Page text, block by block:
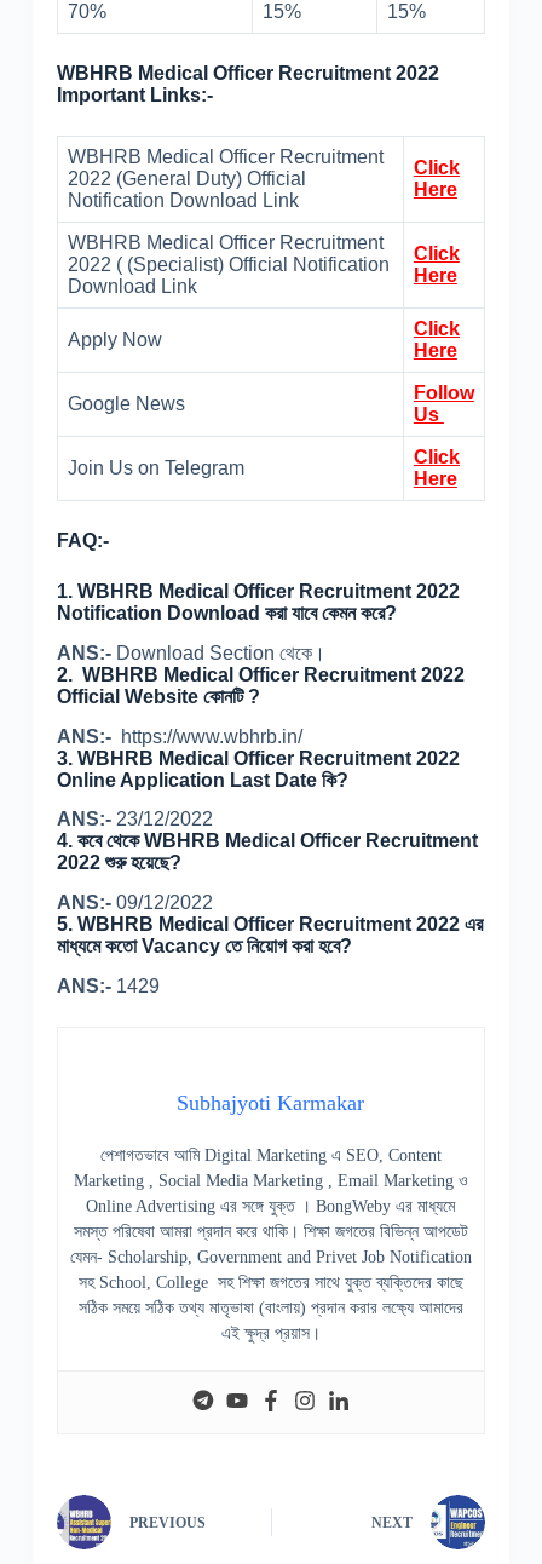
70% 15% 15%
WBHRB Medical Officer Recruitment 2022
Important Links:-
WBHRB Medical Officer Recruitment
2022 (General Duty) Official
Notification Download Link
Click
Here
WBHRB Medical Officer Recruitment
2022 ( (Specialist) Official Notification
Download Link
Click
Here
Apply Now
Click
Here
Google News
Follow
Us
Join Us on Telegram
Click
Here
FAQ:-
1. WBHRB Medical Officer Recruitment 2022
Notification Download করা যাবে কেমন করে?
ANS:- Download Section থেকে।
2. WBHRB Medical Officer Recruitment 2022
Official Website কোনটি ?
ANS:- https://www.wbhrb.in/
3. WBHRB Medical Officer Recruitment 2022
Online Application Last Date কি?
ANS:- 23/12/2022
4. কবে থেকে WBHRB Medical Officer Recruitment
2022 শুরু হয়েছে?
ANS:- 09/12/2022
5. WBHRB Medical Officer Recruitment 2022 এর
মাধ্যমে কতো Vacancy তে নিয়োগ করা হবে?
ANS:- 1429
Subhajyoti Karmakar
পেশাগতভাবে আমি Digital Marketing এ SEO, Content
Marketing , Social Media Marketing , Email Marketing ও
Online Advertising এর সঙ্গে যুক্ত । BongWeby এর মাধ্যমে
সমস্ত পরিষেবা আমরা প্রদান করে থাকি। শিক্ষা জগতের বিভিন্ন আপডেট
যেমন- Scholarship, Government and Privet Job Notification
সহ School, College সহ শিক্ষা জগতের সাথে যুক্ত ব্যক্তিদের কাছে
সঠিক সময়ে সঠিক তথ্য মাতৃভাষা (বাংলায়) প্রদান করার লক্ষ্যে আমাদের
এই ক্ষুদ্র প্রয়াস।
PREVIOUS NEXT